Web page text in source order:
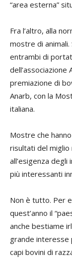
“area esterna”
Fra l’altro, alla
mostre di
entrambi di
dell’associazione
premiazione di
Anarb, con la
italiana.
Mostre che
risultati del miglio
all’esigenza
più interessanti
Non è tutto. Per
quest’anno il
anche bestiame
grande interesse
capi bovini di